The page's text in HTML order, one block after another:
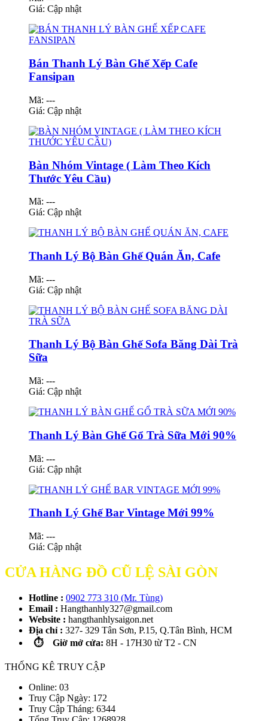
Giá: Cập nhật
Bán Thanh Lý Bàn Ghế Xếp Cafe
Fansipan
Mã: ---
Giá: Cập nhật
Bàn Nhóm Vintage ( Làm Theo Kích
Thước Yêu Cầu)
Mã: ---
Giá: Cập nhật
Thanh Lý Bộ Bàn Ghế Quán Ăn, Cafe
Mã: ---
Giá: Cập nhật
Thanh Lý Bộ Bàn Ghế Sofa Băng Dài Trà
Sữa
Mã: ---
Giá: Cập nhật
Thanh Lý Bàn Ghế Gổ Trà Sữa Mới 90%
Mã: ---
Giá: Cập nhật
Thanh Lý Ghế Bar Vintage Mới 99%
Mã: ---
Giá: Cập nhật
CỬA HÀNG ĐỒ CŨ LỆ SÀI GÒN
Hotline : 0902 773 310 (Mr. Tùng)
Email : Hangthanhly327@gmail.com
Website : hangthanhlysaigon.net
Địa chỉ : 327- 329 Tân Sơn, P.15, Q.Tân Bình, HCM
⏱️ Giờ mở cửa: 8H - 17H30 từ T2 - CN
THỐNG KÊ TRUY CẬP
Online: 03
Truy Cập Ngày: 172
Truy Cập Tháng: 6344